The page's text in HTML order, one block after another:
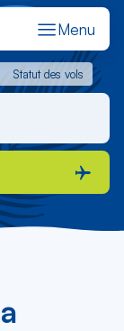
Menu
Statut des vols
Statut des vols